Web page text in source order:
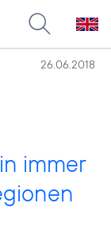
26.06.2018
immer